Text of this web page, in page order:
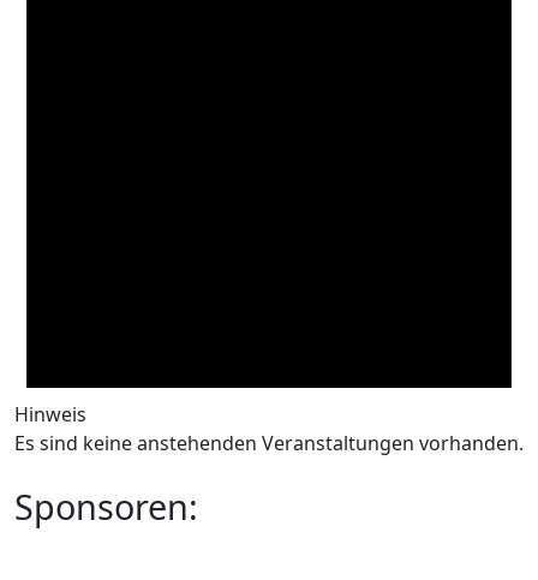
Hinweis
Es sind keine anstehenden Veranstaltungen vorhanden.
Sponsoren: